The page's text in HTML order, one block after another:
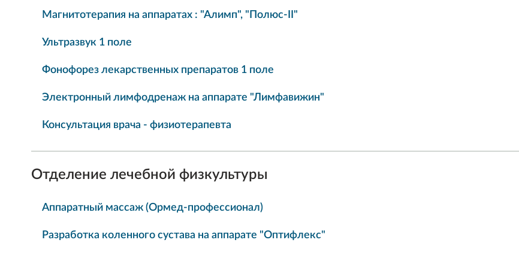
Магнитотерапия на аппаратах : "Алимп", "Полюс-II"
Ультразвук 1 поле
Фонофорез лекарственных препаратов 1 поле
Электронный лимфодренаж на аппарате "Лимфавижин"
Консультация врача - физиотерапевта
Отделение лечебной физкультуры
Аппаратный массаж (Ормед-профессионал)
Разработка коленного сустава на аппарате "Оптифлекс"